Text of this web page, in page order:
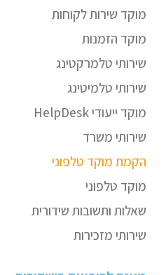
מוקד שירות לקוחות
מוקד הזמנות
שירותי טלמרקטינג
שירותי טלמיטינג
מוקד ייעודי HelpDesk
שירותי משרד
הקמת מוקד טלפוני
מוקד טלפוני
שאלות ותשובות שידורית
שירותי מזכירות